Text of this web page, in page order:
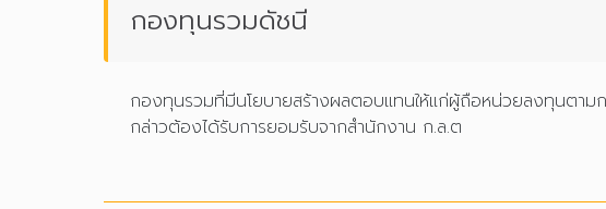
กองทุนรวมดัชนี
กองทุนรวมที่มีนโยบายสร้างผลตอบแทนให้แก่ผู้ถือหน่วยลงทุนตาม
กล่าวต้องได้รับการยอมรับจากสำนักงาน ก.ล.ต